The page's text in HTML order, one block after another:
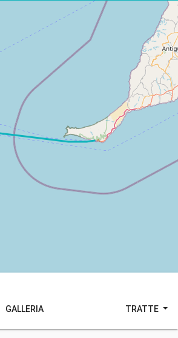
GALLERIA TRATTE